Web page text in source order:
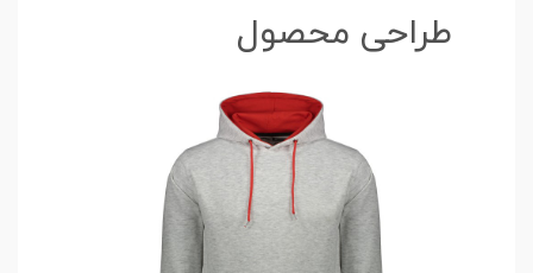
طراحی محصول